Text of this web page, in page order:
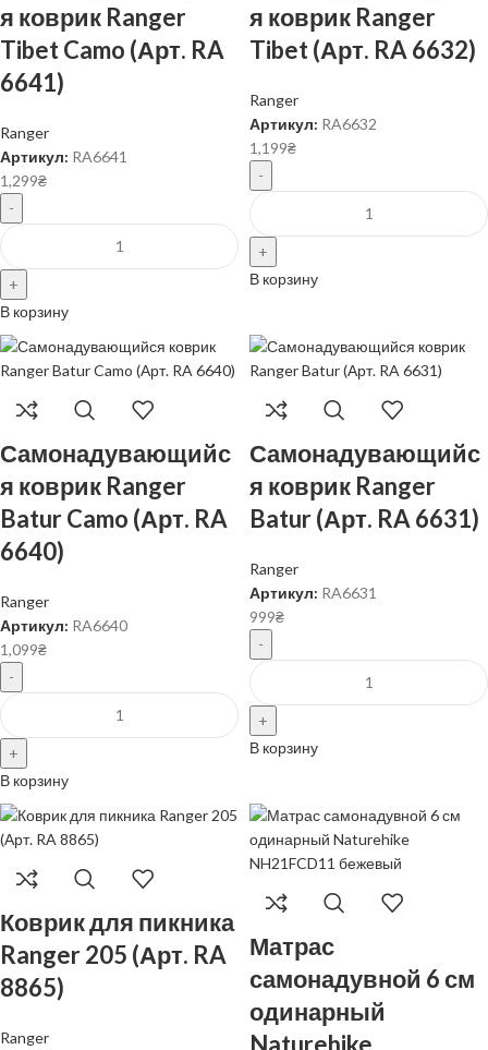
я коврик Ranger
Tibet Camo (Арт. RA
6641)
Ranger
Артикул: RA6641
1,299₴
В корзину
я коврик Ranger
Tibet (Арт. RA 6632)
Ranger
Артикул: RA6632
1,199₴
В корзину
Самонадувающийс
я коврик Ranger
Batur Camo (Арт. RA
6640)
Ranger
Артикул: RA6640
1,099₴
В корзину
Самонадувающийс
я коврик Ranger
Batur (Арт. RA 6631)
Ranger
Артикул: RA6631
999₴
В корзину
Коврик для пикника
Ranger 205 (Арт. RA
8865)
Ranger
Матрас
самонадувной 6 см
одинарный
Naturehike